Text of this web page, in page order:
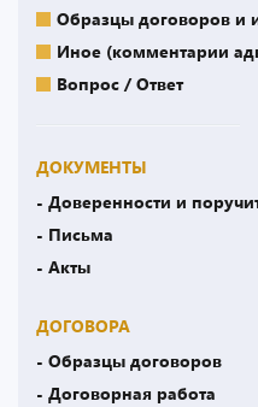
Образцы договоров и
Иное (комментарии
Вопрос / Ответ
ДОКУМЕНТЫ
- Доверенности и
- Письма
- Акты
ДОГОВОРА
- Образцы договоров
- Договорная работа